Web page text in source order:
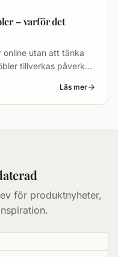
– varför det
online utan att tänka
tillverkas påverkar
Läs mer
för produktnyheter,